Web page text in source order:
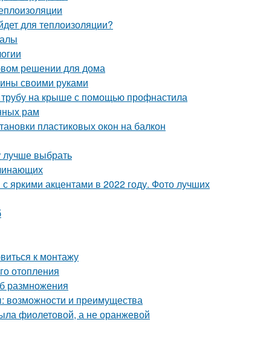
для теплоизоляции?
решении для дома
своими руками
трубу на крыше с помощью профнастила
рам
пластиковых окон на балкон
лучше выбрать
яркими акцентами в 2022 году. Фото лучших
к монтажу
отопления
размножения
возможности и преимущества
фиолетовой, а не оранжевой